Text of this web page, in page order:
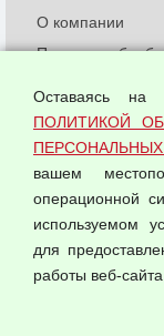
© 2026 ООО
О компании
Политика
Согласием на
Оферта оптовой
Публичная
Оставаясь на
ПОЛИТИКОЙ
вашем
операционной
используемом
для
работы веб-